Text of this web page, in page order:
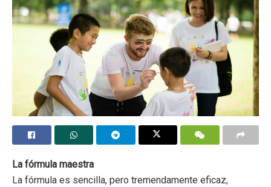
La fórmula maestra
La fórmula es sencilla, pero tremendamente eficaz,